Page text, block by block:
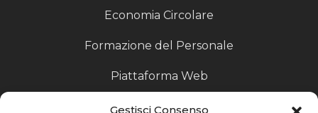
Gestisci Consenso
Economia Circolare
Formazione del Personale
Piattaforma Web
Scouting fornitori